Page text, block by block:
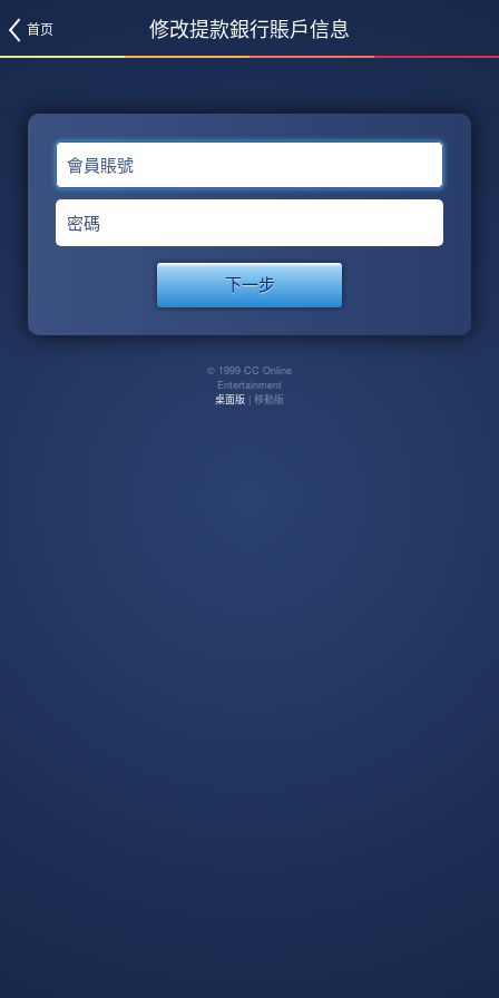
首页 修改提款銀行賬戶信息
會員賬號
密碼
© 1999 CC Online
Entertainment
桌面版 | 移動版